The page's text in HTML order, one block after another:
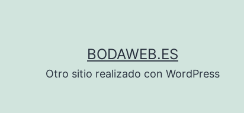
BODAWEB.ES
Otro sitio realizado con WordPress